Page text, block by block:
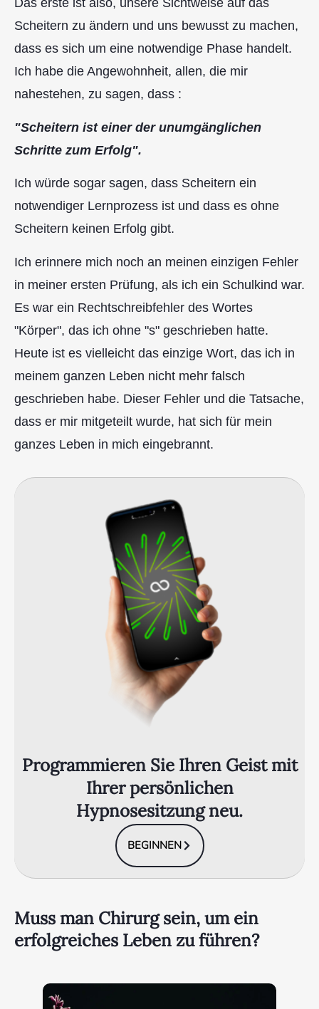
Das erste ist also, unsere Sichtweise auf das
Scheitern zu ändern und uns bewusst zu machen,
dass es sich um eine notwendige Phase handelt.
Ich habe die Angewohnheit, allen, die mir
nahestehen, zu sagen, dass :
"Scheitern ist einer der unumgänglichen
Schritte zum Erfolg".
Ich würde sogar sagen, dass Scheitern ein
notwendiger Lernprozess ist und dass es ohne
Scheitern keinen Erfolg gibt.
Ich erinnere mich noch an meinen einzigen Fehler
in meiner ersten Prüfung, als ich ein Schulkind war.
Es war ein Rechtschreibfehler des Wortes
"Körper", das ich ohne "s" geschrieben hatte.
Heute ist es vielleicht das einzige Wort, das ich in
meinem ganzen Leben nicht mehr falsch
geschrieben habe. Dieser Fehler und die Tatsache,
dass er mir mitgeteilt wurde, hat sich für mein
ganzes Leben in mich eingebrannt.
Programmieren Sie Ihren Geist mit
Ihrer persönlichen
Hypnosesitzung neu.
BEGINNEN
Muss man Chirurg sein, um ein
erfolgreiches Leben zu führen?